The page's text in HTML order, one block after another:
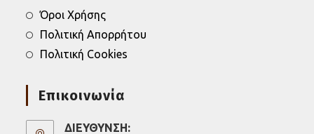
Όροι Χρήσης
Πολιτική Απορρήτου
Πολιτική Cookies
Επικοινωνία
ΔΙΕΥΘΥΝΣΗ: